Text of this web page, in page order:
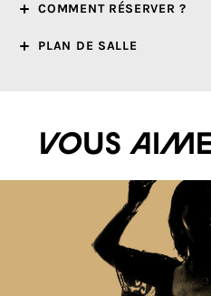
COMMENT RÉSERVER ?
PLAN DE SALLE
Vous